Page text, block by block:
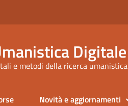
Digitale
e metodi della ricerca umanistica
Novità e aggiornamenti